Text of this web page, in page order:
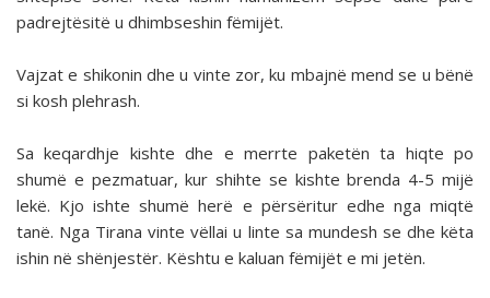
padrejtësitë u dhimbseshin fëmijët.
Vajzat e shikonin dhe u vinte zor, ku mbajnë mend se u bënë
si kosh plehrash.
Sa keqardhje kishte dhe e merrte paketën ta hiqte po
shumë e pezmatuar, kur shihte se kishte brenda 4-5 mijë
lekë. Kjo ishte shumë herë e përsëritur edhe nga miqtë
tanë. Nga Tirana vinte vëllai u linte sa mundesh se dhe këta
ishin në shënjestër. Kështu e kaluan fëmijët e mi jetën.